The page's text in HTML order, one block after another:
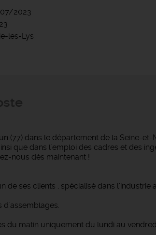
2023
les-Lys
(77) dans le département de la Seine-
que dans l'emploi des cadres et des
nous dès maintenant !
de ses clients , spécialisé dans
d'assemblages.
du matin uniquement du lundi au